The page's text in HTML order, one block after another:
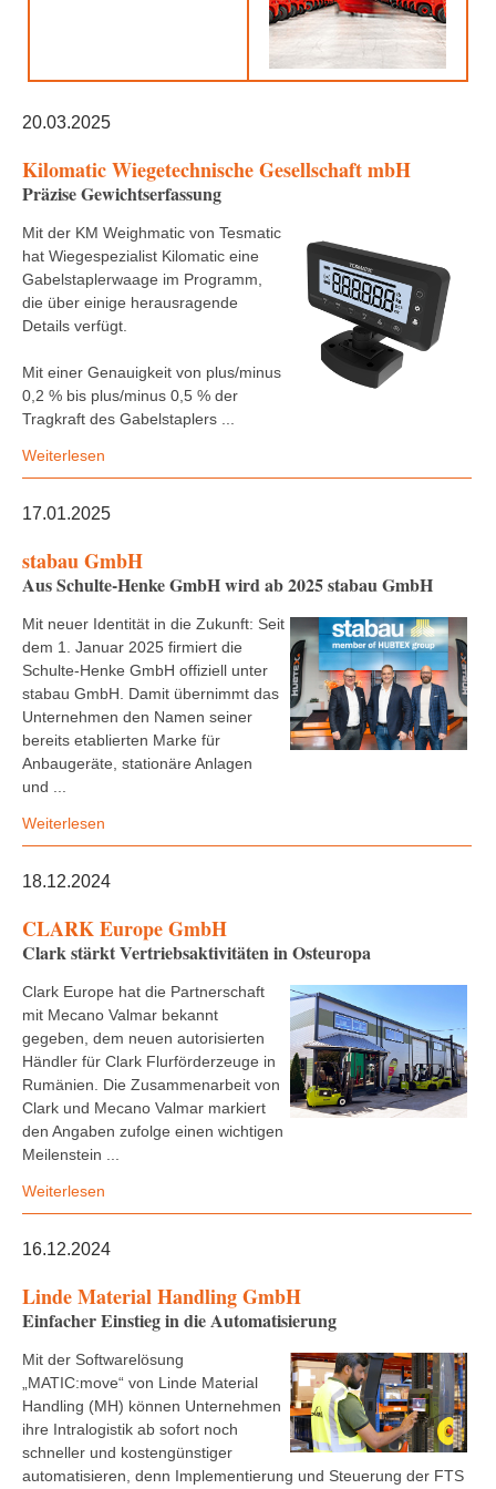
20.03.2025
Kilomatic Wiegetechnische Gesellschaft mbH
Präzise Gewichtserfassung
Mit der KM Weighmatic von Tesmatic
hat Wiegespezialist Kilomatic eine
Gabelstaplerwaage im Programm,
die über einige herausragende
Details verfügt.
Mit einer Genauigkeit von plus/minus
0,2 % bis plus/minus 0,5 % der
Tragkraft des Gabelstaplers ...
Weiterlesen
17.01.2025
stabau GmbH
Aus Schulte-Henke GmbH wird ab 2025 stabau GmbH
Mit neuer Identität in die Zukunft: Seit
dem 1. Januar 2025 firmiert die
Schulte-Henke GmbH offiziell unter
stabau GmbH. Damit übernimmt das
Unternehmen den Namen seiner
bereits etablierten Marke für
Anbaugeräte, stationäre Anlagen
und ...
Weiterlesen
18.12.2024
CLARK Europe GmbH
Clark stärkt Vertriebsaktivitäten in Osteuropa
Clark Europe hat die Partnerschaft
mit Mecano Valmar bekannt
gegeben, dem neuen autorisierten
Händler für Clark Flurförderzeuge in
Rumänien. Die Zusammenarbeit von
Clark und Mecano Valmar markiert
den Angaben zufolge einen wichtigen
Meilenstein ...
Weiterlesen
16.12.2024
Linde Material Handling GmbH
Einfacher Einstieg in die Automatisierung
Mit der Softwarelösung
„MATIC:move“ von Linde Material
Handling (MH) können Unternehmen
ihre Intralogistik ab sofort noch
schneller und kostengünstiger
automatisieren, denn Implementierung und Steuerung der FTS